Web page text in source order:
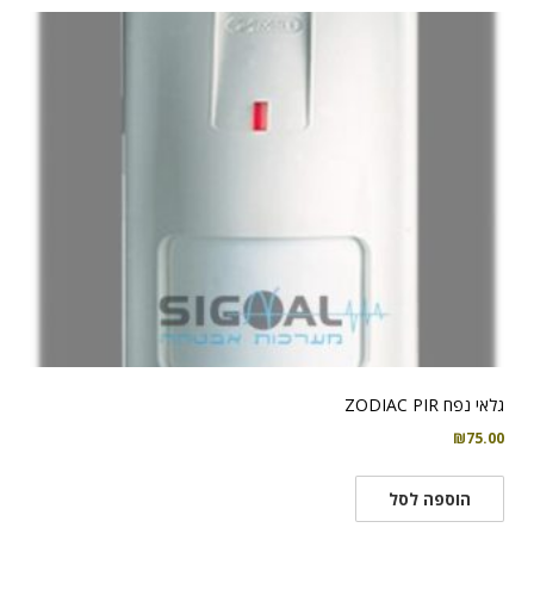
גלאי נפח ZODIAC PIR
₪75.00
הוספה לסל